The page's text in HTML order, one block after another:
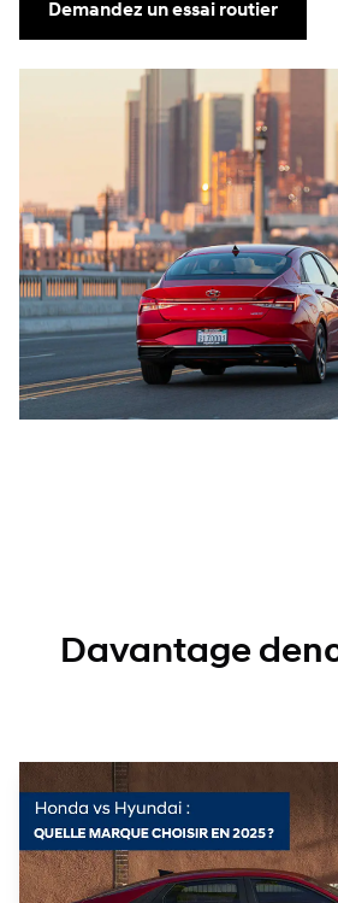
Demandez un essai routier
Davantage de